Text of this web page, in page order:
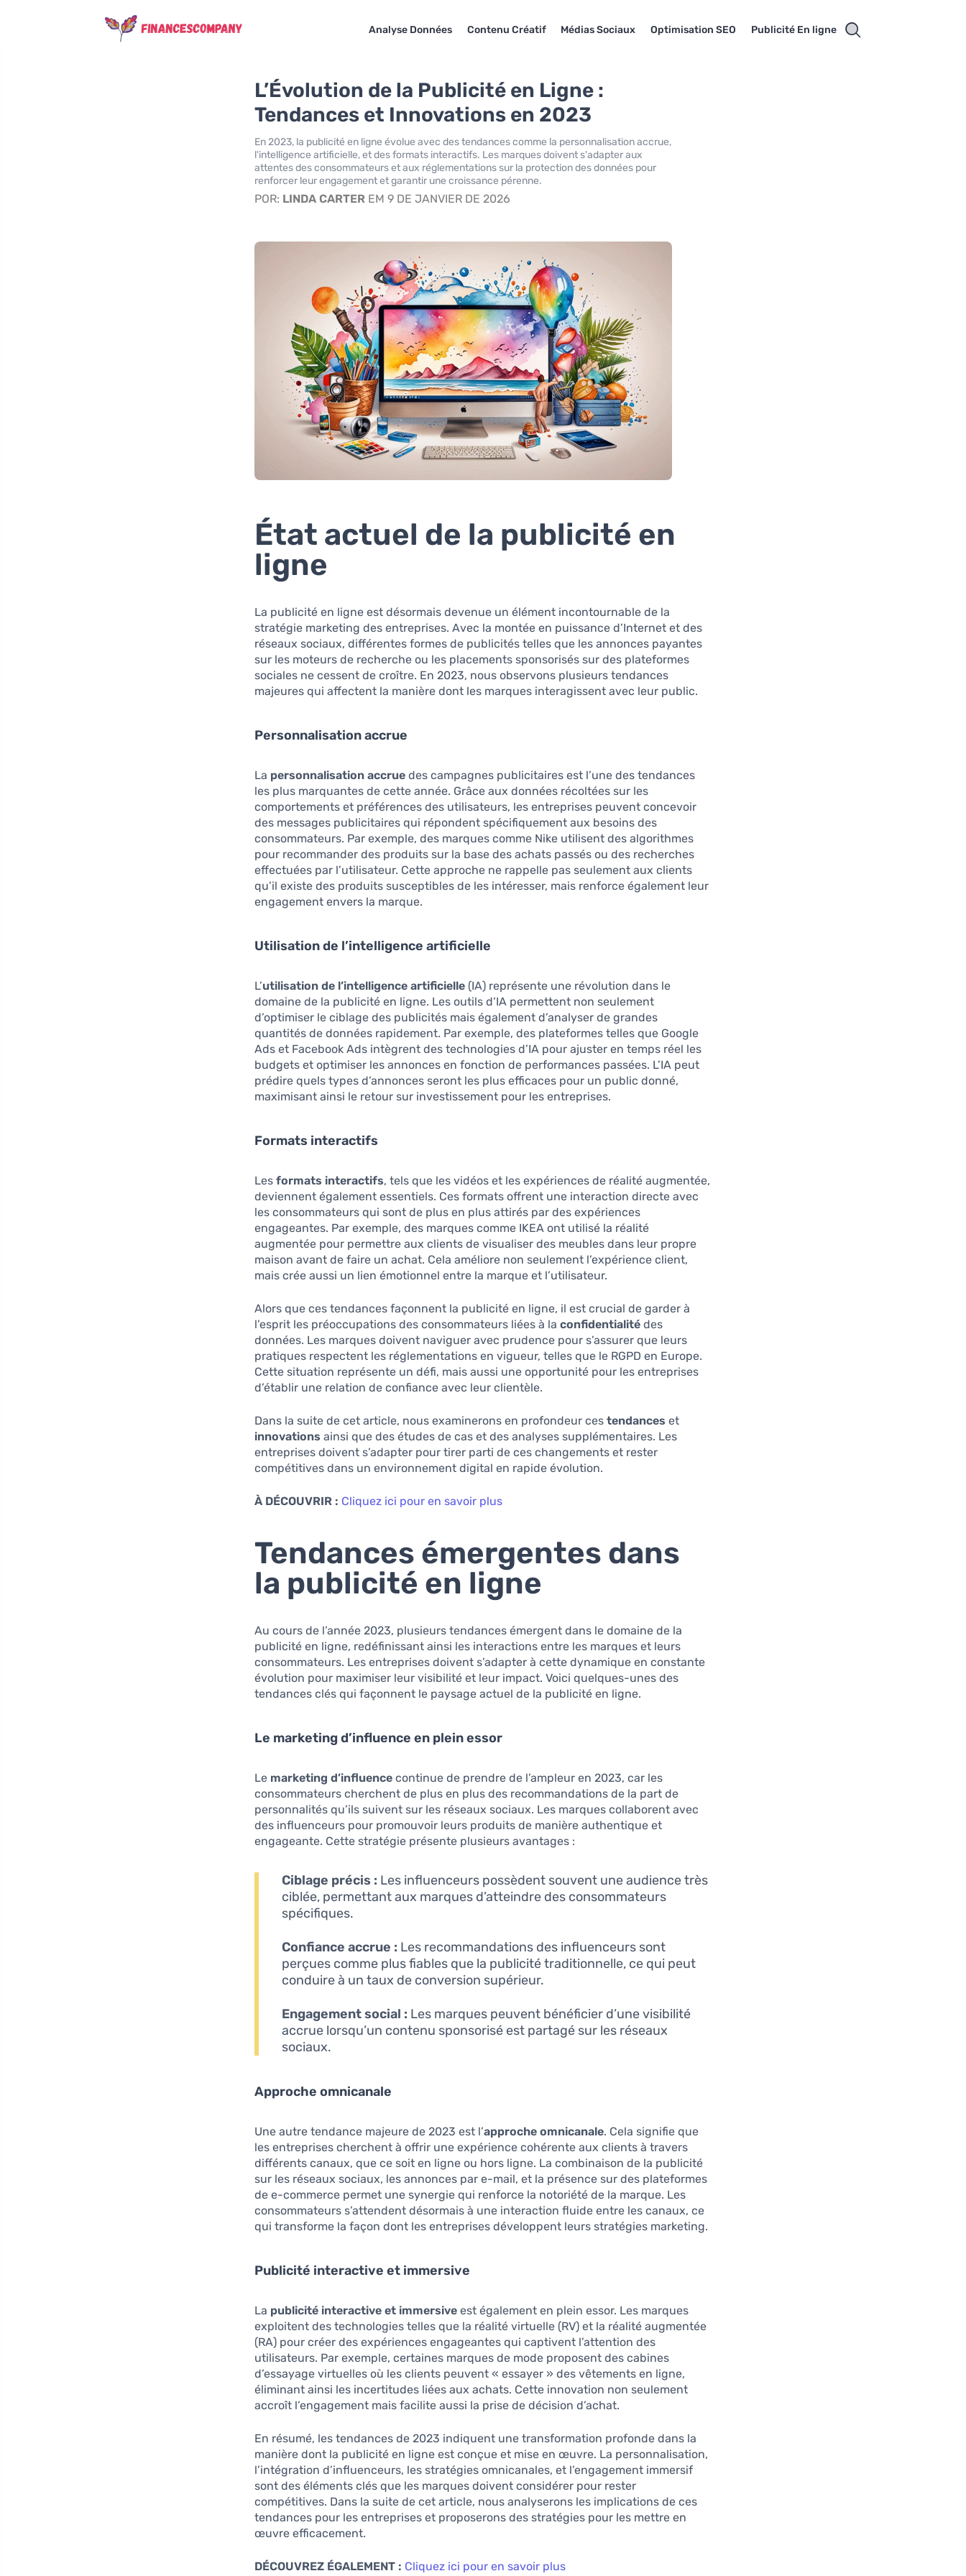
Analyse Données Contenu Créatif Médias Sociaux Optimisation SEO Publicité En ligne
L’Évolution de la Publicité en Ligne :
Tendances et Innovations en 2023
En 2023, la publicité en ligne évolue avec des tendances comme la personnalisation accrue,
l'intelligence artificielle, et des formats interactifs. Les marques doivent s'adapter aux
attentes des consommateurs et aux réglementations sur la protection des données pour
renforcer leur engagement et garantir une croissance pérenne.
POR: LINDA CARTER EM 9 DE JANVIER DE 2026
État actuel de la publicité en
ligne
La publicité en ligne est désormais devenue un élément incontournable de la
stratégie marketing des entreprises. Avec la montée en puissance d’Internet et des
réseaux sociaux, différentes formes de publicités telles que les annonces payantes
sur les moteurs de recherche ou les placements sponsorisés sur des plateformes
sociales ne cessent de croître. En 2023, nous observons plusieurs tendances
majeures qui affectent la manière dont les marques interagissent avec leur public.
Personnalisation accrue
La personnalisation accrue des campagnes publicitaires est l’une des tendances
les plus marquantes de cette année. Grâce aux données récoltées sur les
comportements et préférences des utilisateurs, les entreprises peuvent concevoir
des messages publicitaires qui répondent spécifiquement aux besoins des
consommateurs. Par exemple, des marques comme Nike utilisent des algorithmes
pour recommander des produits sur la base des achats passés ou des recherches
effectuées par l’utilisateur. Cette approche ne rappelle pas seulement aux clients
qu’il existe des produits susceptibles de les intéresser, mais renforce également leur
engagement envers la marque.
Utilisation de l’intelligence artificielle
L’utilisation de l’intelligence artificielle (IA) représente une révolution dans le
domaine de la publicité en ligne. Les outils d’IA permettent non seulement
d’optimiser le ciblage des publicités mais également d’analyser de grandes
quantités de données rapidement. Par exemple, des plateformes telles que Google
Ads et Facebook Ads intègrent des technologies d’IA pour ajuster en temps réel les
budgets et optimiser les annonces en fonction de performances passées. L’IA peut
prédire quels types d’annonces seront les plus efficaces pour un public donné,
maximisant ainsi le retour sur investissement pour les entreprises.
Formats interactifs
Lesformats interactifs, tels que les vidéos et les expériences de réalité augmentée,
deviennent également essentiels. Ces formats offrent une interaction directe avec
les consommateurs qui sont de plus en plus attirés par des expériences
engageantes. Par exemple, des marques comme IKEA ont utilisé la réalité
augmentée pour permettre aux clients de visualiser des meubles dans leur propre
maison avant de faire un achat. Cela améliore non seulement l’expérience client,
mais crée aussi un lien émotionnel entre la marque et l’utilisateur.
Alors que ces tendances façonnent la publicité en ligne, il est crucial de garder à
l’esprit les préoccupations des consommateurs liées à laconfidentialité des
données. Les marques doivent naviguer avec prudence pour s’assurer que leurs
pratiques respectent les réglementations en vigueur, telles que le RGPD en Europe.
Cette situation représente un défi, mais aussi une opportunité pour les entreprises
d’établir une relation de confiance avec leur clientèle.
Dans la suite de cet article, nous examinerons en profondeur cestendances et
innovations ainsi que des études de cas et des analyses supplémentaires. Les
entreprises doivent s’adapter pour tirer parti de ces changements et rester
compétitives dans un environnement digital en rapide évolution.
À DÉCOUVRIR : Cliquez ici pour en savoir plus
Tendances émergentes dans
la publicité en ligne
Au cours de l’année 2023, plusieurs tendances émergent dans le domaine de la
publicité en ligne, redéfinissant ainsi les interactions entre les marques et leurs
consommateurs. Les entreprises doivent s’adapter à cette dynamique en constante
évolution pour maximiser leur visibilité et leur impact. Voici quelques-unes des
tendances clés qui façonnent le paysage actuel de la publicité en ligne.
Le marketing d’influence en plein essor
Le marketing d’influence continue de prendre de l’ampleur en 2023, car les
consommateurs cherchent de plus en plus des recommandations de la part de
personnalités qu’ils suivent sur les réseaux sociaux. Les marques collaborent avec
des influenceurs pour promouvoir leurs produits de manière authentique et
engageante. Cette stratégie présente plusieurs avantages :
Ciblage précis : Les influenceurs possèdent souvent une audience très
ciblée, permettant aux marques d’atteindre des consommateurs
spécifiques.
Confiance accrue : Les recommandations des influenceurs sont
perçues comme plus fiables que la publicité traditionnelle, ce qui peut
conduire à un taux de conversion supérieur.
Engagement social : Les marques peuvent bénéficier d’une visibilité
accrue lorsqu’un contenu sponsorisé est partagé sur les réseaux
sociaux.
Approche omnicanale
Une autre tendance majeure de 2023 est l’approche omnicanale. Cela signifie que
les entreprises cherchent à offrir une expérience cohérente aux clients à travers
différents canaux, que ce soit en ligne ou hors ligne. La combinaison de la publicité
sur les réseaux sociaux, les annonces par e-mail, et la présence sur des plateformes
de e-commerce permet une synergie qui renforce la notoriété de la marque. Les
consommateurs s’attendent désormais à une interaction fluide entre les canaux, ce
qui transforme la façon dont les entreprises développent leurs stratégies marketing.
Publicité interactive et immersive
La publicité interactive et immersive est également en plein essor. Les marques
exploitent des technologies telles que la réalité virtuelle (RV) et la réalité augmentée
(RA) pour créer des expériences engageantes qui captivent l’attention des
utilisateurs. Par exemple, certaines marques de mode proposent des cabines
d’essayage virtuelles où les clients peuvent « essayer » des vêtements en ligne,
éliminant ainsi les incertitudes liées aux achats. Cette innovation non seulement
accroît l’engagement mais facilite aussi la prise de décision d’achat.
En résumé, les tendances de 2023 indiquent une transformation profonde dans la
manière dont la publicité en ligne est conçue et mise en œuvre. La personnalisation,
l’intégration d’influenceurs, les stratégies omnicanales, et l’engagement immersif
sont des éléments clés que les marques doivent considérer pour rester
compétitives. Dans la suite de cet article, nous analyserons les implications de ces
tendances pour les entreprises et proposerons des stratégies pour les mettre en
œuvre efficacement.
DÉCOUVREZ ÉGALEMENT : Cliquez ici pour en savoir plus